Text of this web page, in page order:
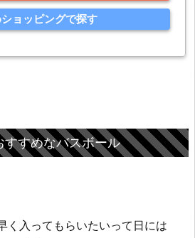
ョッピングで探す
すめなバスボール
く入ってもらいたいって日には